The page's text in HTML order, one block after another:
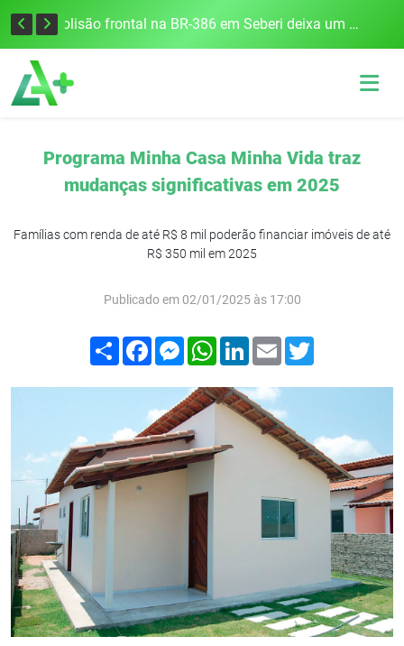
União Frederiquense vence o Gramadense fora de casa e assume a terceira posição na Divisão de Acesso Colisão frontal na BR-386 em Seberi deixa um morto e quatro feridos
Programa Minha Casa Minha Vida traz
mudanças significativas em 2025
Famílias com renda de até R$ 8 mil poderão financiar imóveis de até
R$ 350 mil em 2025
Publicado em 02/01/2025 às 17:00
Compartilhar
FacebookMessenger
WhatsApp
LinkedIn
Email